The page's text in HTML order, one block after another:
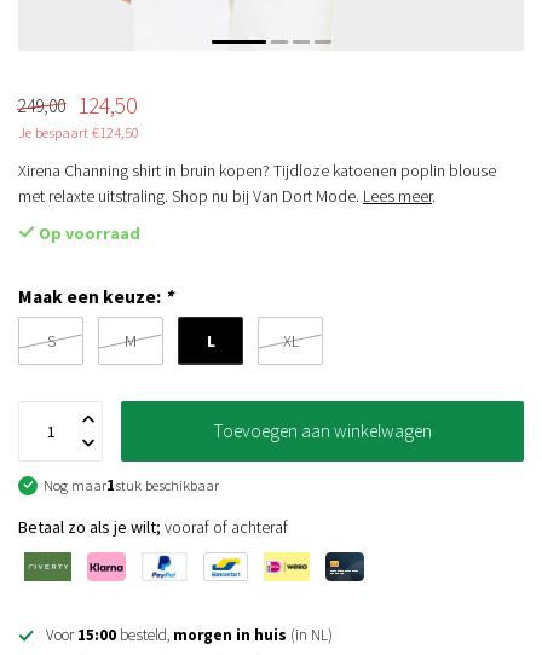
249,00 124,50
Je bespaart €124,50
Xirena Channing shirt in bruin kopen? Tijdloze katoenen poplin blouse
met relaxte uitstraling. Shop nu bij Van Dort Mode. Lees meer.
Op voorraad
Maak een keuze: *
S M L XL
Toevoegen aan winkelwagen
Nog maar1stuk beschikbaar
Betaal zo als je wilt; vooraf of achteraf
Voor15:00 besteld, morgen in huis (in NL)